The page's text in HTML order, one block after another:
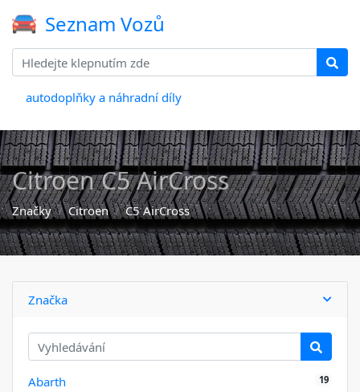
Seznam Vozů
autodoplňky a náhradní díly
Citroen C5 AirCross
Značky Citroen C5 AirCross
Značka
Abarth 19